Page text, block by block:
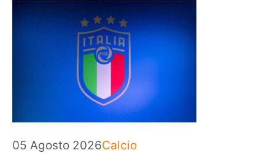
05 Agosto 2026Categorie
Calcio